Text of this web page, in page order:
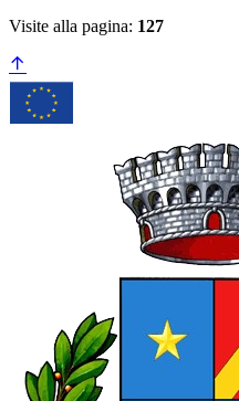
Visite alla pagina: 127